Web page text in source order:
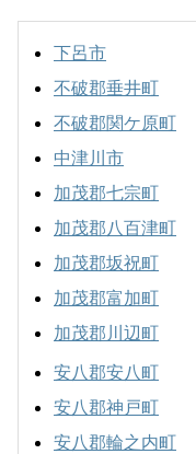
下呂市
不破郡垂井町
不破郡関ケ原町
中津川市
加茂郡七宗町
加茂郡八百津町
加茂郡坂祝町
加茂郡富加町
加茂郡川辺町
安八郡安八町
安八郡神戸町
安八郡輪之内町